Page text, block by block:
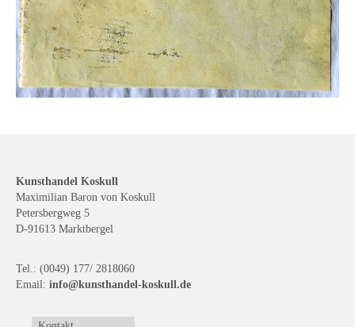
Kunsthandel Koskull
Maximilian Baron von Koskull
Petersbergweg 5
D-91613 Marktbergel
Tel.: (0049) 177/ 2818060
Email: info@kunsthandel-koskull.de